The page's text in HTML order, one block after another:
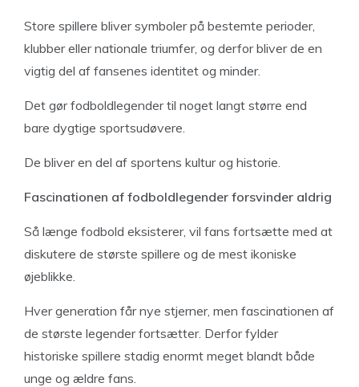
Store spillere bliver symboler på bestemte perioder,
klubber eller nationale triumfer, og derfor bliver de en
vigtig del af fansenes identitet og minder.
Det gør fodboldlegender til noget langt større end
bare dygtige sportsudøvere.
De bliver en del af sportens kultur og historie.
Fascinationen af fodboldlegender forsvinder aldrig
Så længe fodbold eksisterer, vil fans fortsætte med at
diskutere de største spillere og de mest ikoniske
øjeblikke.
Hver generation får nye stjerner, men fascinationen af
de største legender fortsætter. Derfor fylder
historiske spillere stadig enormt meget blandt både
unge og ældre fans.